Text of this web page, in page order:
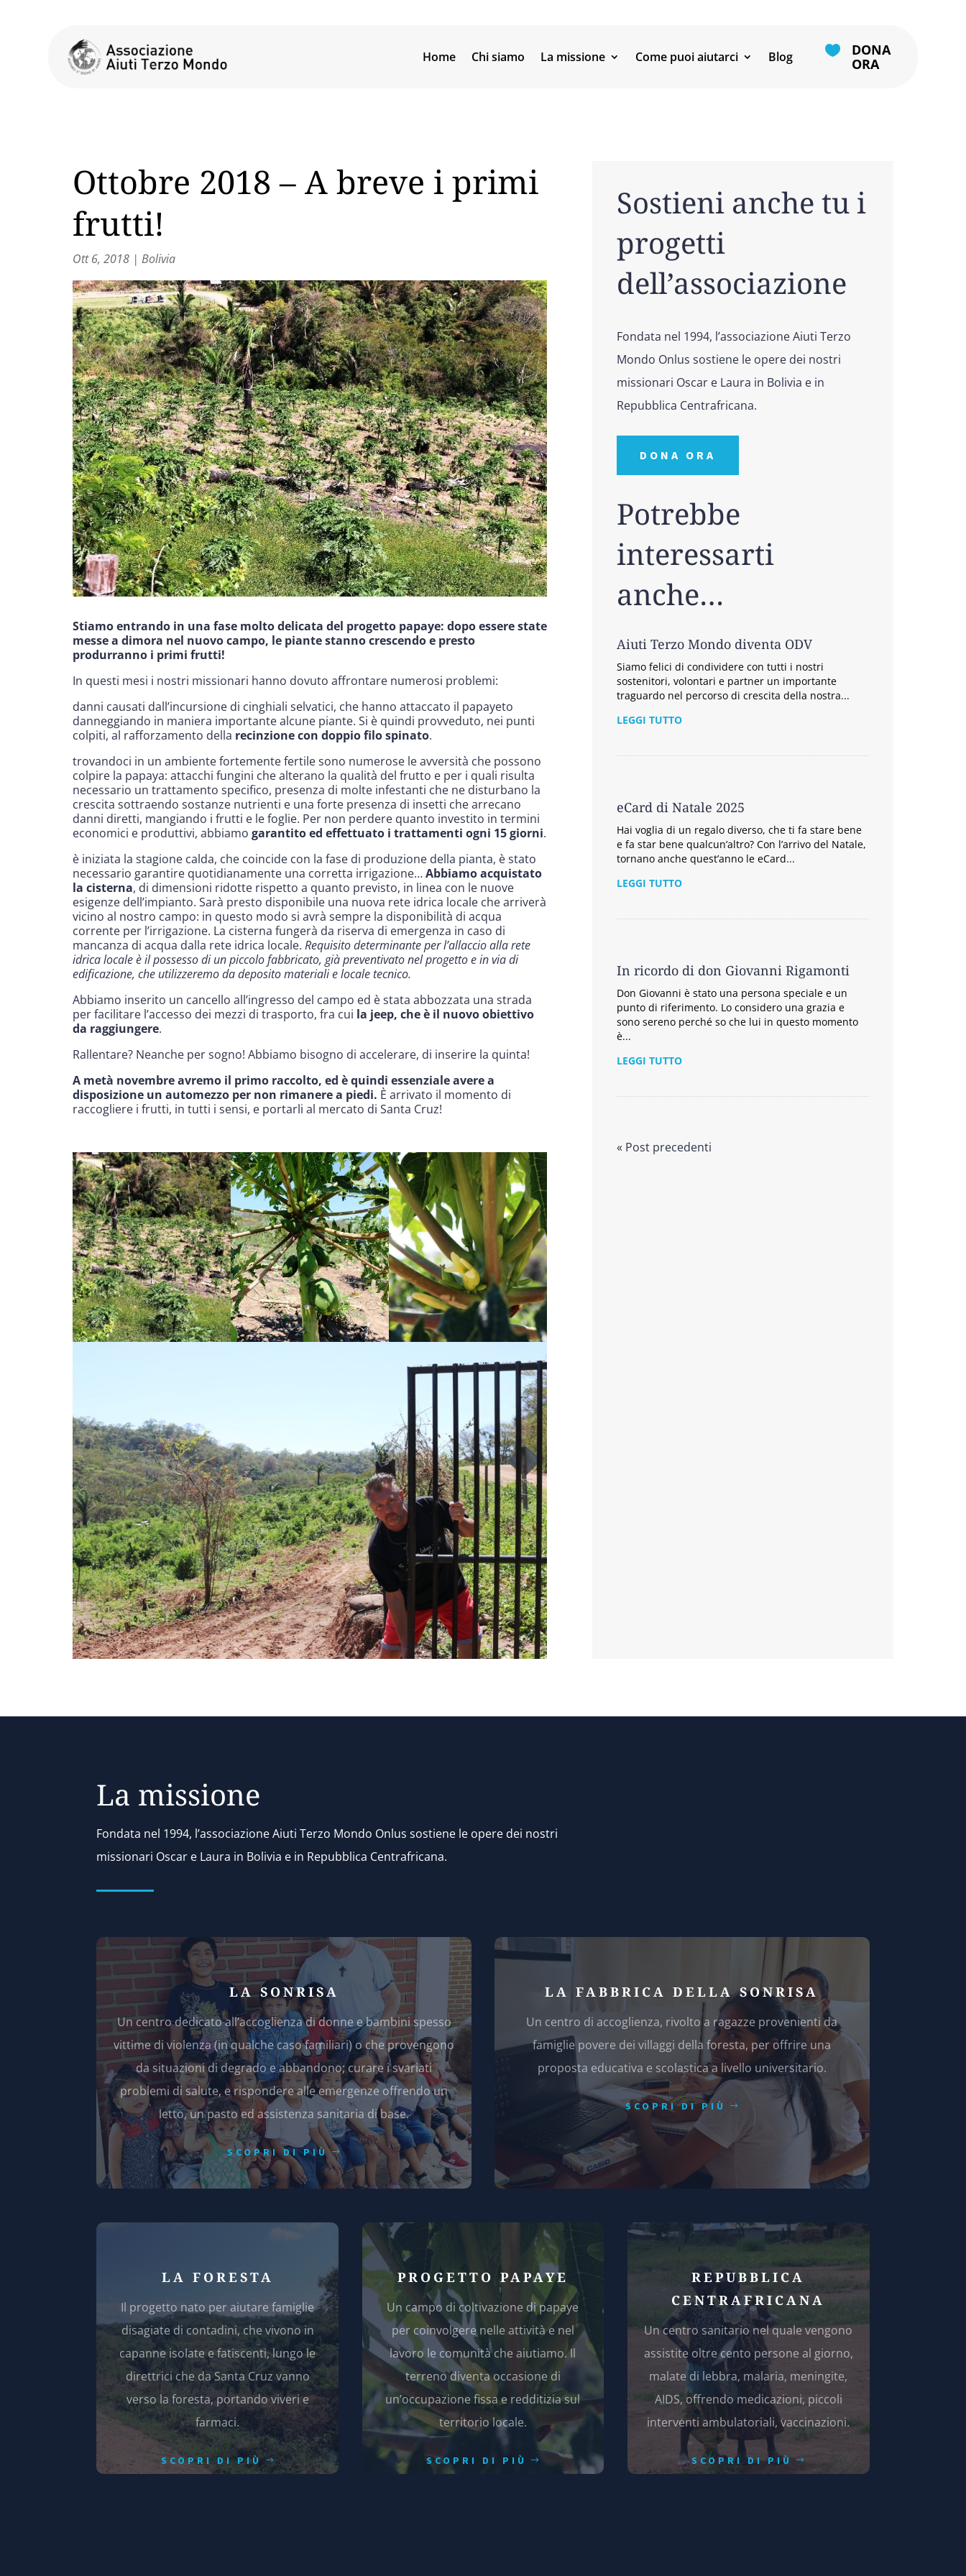
Home Chi siamo La missione Come puoi aiutarci Blog 
DONA
ORA
Ottobre 2018 – A breve i primi
frutti!
Ott 6, 2018| Bolivia
Stiamo entrando in una fase molto delicata del progetto papaye: dopo essere state
messe a dimora nel nuovo campo, le piante stanno crescendo e presto
produrranno i primi frutti!
In questi mesi i nostri missionari hanno dovuto affrontare numerosi problemi:
danni causati dall’incursione di cinghiali selvatici, che hanno attaccato il papayeto
danneggiando in maniera importante alcune piante. Si è quindi provveduto, nei punti
colpiti, al rafforzamento della recinzione con doppio filo spinato.
trovandoci in un ambiente fortemente fertile sono numerose le avversità che possono
colpire la papaya: attacchi fungini che alterano la qualità del frutto e per i quali risulta
necessario un trattamento specifico, presenza di molte infestanti che ne disturbano la
crescita sottraendo sostanze nutrienti e una forte presenza di insetti che arrecano
danni diretti, mangiando i frutti e le foglie. Per non perdere quanto investito in termini
economici e produttivi, abbiamo garantito ed effettuato i trattamenti ogni 15 giorni.
è iniziata la stagione calda, che coincide con la fase di produzione della pianta, è stato
necessario garantire quotidianamente una corretta irrigazione…Abbiamo acquistato
la cisterna, di dimensioni ridotte rispetto a quanto previsto, in linea con le nuove
esigenze dell’impianto. Sarà presto disponibile una nuova rete idrica locale che arriverà
vicino al nostro campo: in questo modo si avrà sempre la disponibilità di acqua
corrente per l’irrigazione. La cisterna fungerà da riserva di emergenza in caso di
mancanza di acqua dalla rete idrica locale. Requisito determinante per l’allaccio alla rete
idrica locale è il possesso di un piccolo fabbricato, già preventivato nel progetto e in via di
edificazione, che utilizzeremo da deposito materiali e locale tecnico.
Abbiamo inserito un cancello all’ingresso del campo ed è stata abbozzata una strada
per facilitare l’accesso dei mezzi di trasporto, fra cui la jeep, che è il nuovo obiettivo
da raggiungere.
Rallentare? Neanche per sogno! Abbiamo bisogno di accelerare, di inserire la quinta!
A metà novembre avremo il primo raccolto, ed è quindi essenziale avere a
disposizione un automezzo per non rimanere a piedi. È arrivato il momento di
raccogliere i frutti, in tutti i sensi, e portarli al mercato di Santa Cruz!
Sostieni anche tu i
progetti
dell’associazione
Fondata nel 1994, l’associazione Aiuti Terzo
Mondo Onlus sostiene le opere dei nostri
missionari Oscar e Laura in Bolivia e in
Repubblica Centrafricana.
DONA ORA
Potrebbe
interessarti
anche…
Aiuti Terzo Mondo diventa ODV
Siamo felici di condividere con tutti i nostri
sostenitori, volontari e partner un importante
traguardo nel percorso di crescita della nostra...
LEGGI TUTTO
eCard di Natale 2025
Hai voglia di un regalo diverso, che ti fa stare bene
e fa star bene qualcun’altro? Con l’arrivo del Natale,
tornano anche quest’anno le eCard...
LEGGI TUTTO
In ricordo di don Giovanni Rigamonti
Don Giovanni è stato una persona speciale e un
punto di riferimento. Lo considero una grazia e
sono sereno perché so che lui in questo momento
è...
LEGGI TUTTO
« Post precedenti
La missione
Fondata nel 1994, l’associazione Aiuti Terzo Mondo Onlus sostiene le opere dei nostri
missionari Oscar e Laura in Bolivia e in Repubblica Centrafricana.
LA SONRISA
Un centro dedicato all’accoglienza di donne e bambini spesso
vittime di violenza (in qualche caso familiari) o che provengono
da situazioni di degrado e abbandono; curare i svariati
problemi di salute, e rispondere alle emergenze offrendo un
letto, un pasto ed assistenza sanitaria di base.
SCOPRI DI PIÙ
LA FABBRICA DELLA SONRISA
Un centro di accoglienza, rivolto a ragazze provenienti da
famiglie povere dei villaggi della foresta, per offrire una
proposta educativa e scolastica a livello universitario.
SCOPRI DI PIÙ
LA FORESTA
Il progetto nato per aiutare famiglie
disagiate di contadini, che vivono in
capanne isolate e fatiscenti, lungo le
direttrici che da Santa Cruz vanno
verso la foresta, portando viveri e
farmaci.
SCOPRI DI PIÙ
PROGETTO PAPAYE
Un campo di coltivazione di papaye
per coinvolgere nelle attività e nel
lavoro le comunità che aiutiamo. Il
terreno diventa occasione di
un’occupazione fissa e redditizia sul
territorio locale.
SCOPRI DI PIÙ
REPUBBLICA
CENTRAFRICANA
Un centro sanitario nel quale vengono
assistite oltre cento persone al giorno,
malate di lebbra, malaria, meningite,
AIDS, offrendo medicazioni, piccoli
interventi ambulatoriali, vaccinazioni.
SCOPRI DI PIÙ